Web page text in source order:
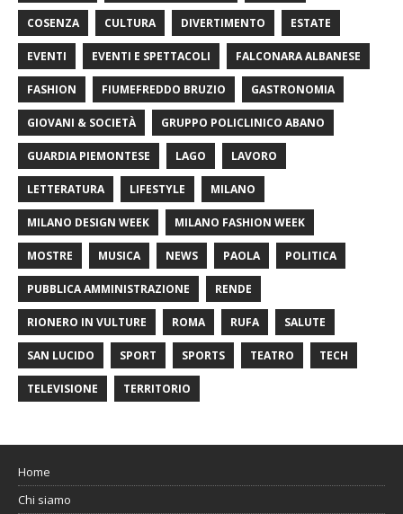
COSENZA CULTURA DIVERTIMENTO ESTATE
EVENTI EVENTI E SPETTACOLI FALCONARA ALBANESE
FASHION FIUMEFREDDO BRUZIO GASTRONOMIA
GIOVANI & SOCIETÀ GRUPPO POLICLINICO ABANO
GUARDIA PIEMONTESE LAGO LAVORO
LETTERATURA LIFESTYLE MILANO
MILANO DESIGN WEEK MILANO FASHION WEEK
MOSTRE MUSICA NEWS PAOLA POLITICA
PUBBLICA AMMINISTRAZIONE RENDE
RIONERO IN VULTURE ROMA RUFA SALUTE
SAN LUCIDO SPORT SPORTS TEATRO TECH
TELEVISIONE TERRITORIO
Home
Chi siamo